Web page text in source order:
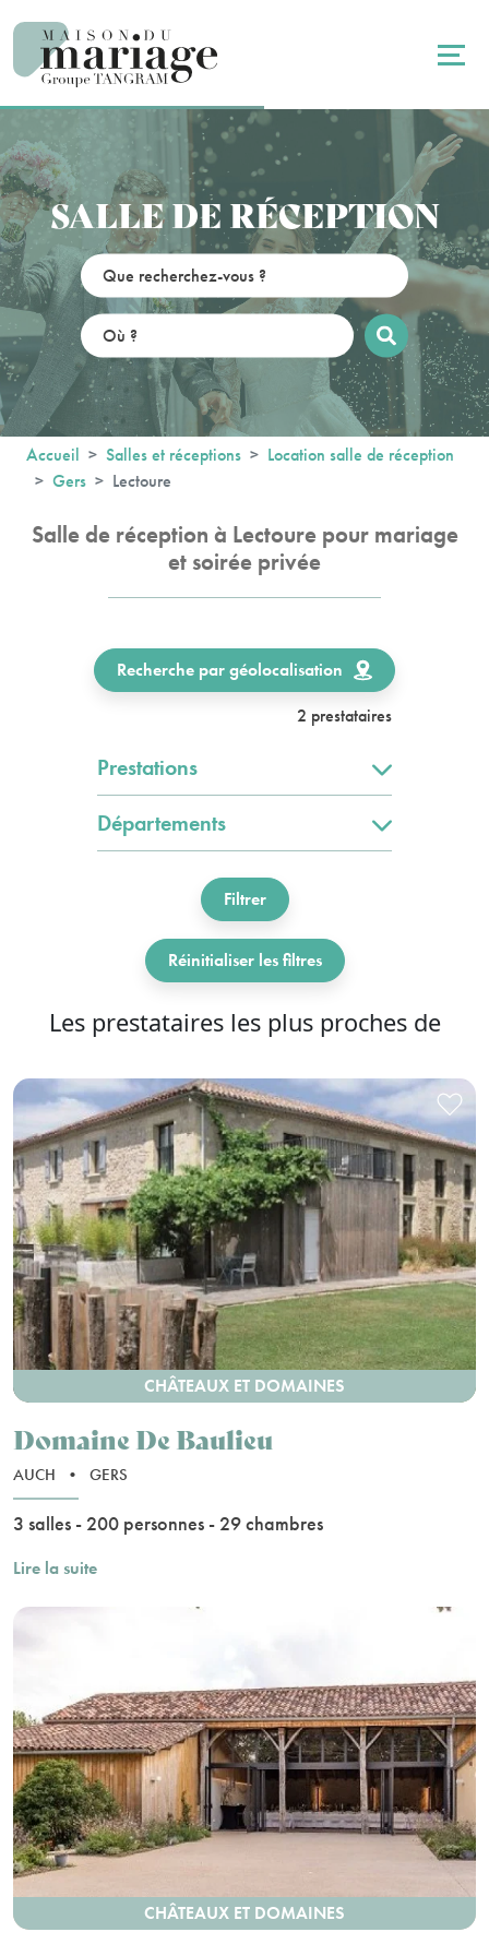
SALLE DE RÉCEPTION
Accueil Salles et réceptions
Location salle de réception
Gers
Lectoure
Salle de réception à Lectoure pour mariage
et soirée privée
Recherche par géolocalisation
2 prestataires
Prestations
Départements
Filtrer
Réinitialiser les filtres
Les prestataires les plus proches de
CHÂTEAUX ET DOMAINES
Domaine De Baulieu
AUCH • GERS
3 salles - 200 personnes - 29 chambres
Lire la suite
CHÂTEAUX ET DOMAINES